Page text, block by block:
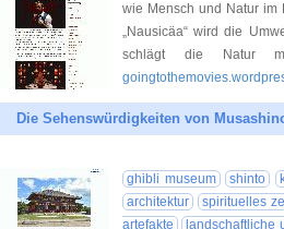
wie Mensch und Natur im
„Nausicäa“ wird die
schlägt die Natur
Die Sehenswürdigkeiten von
ghibli museum shinto
architektur
spirituelles
artefakte
landschaftliche